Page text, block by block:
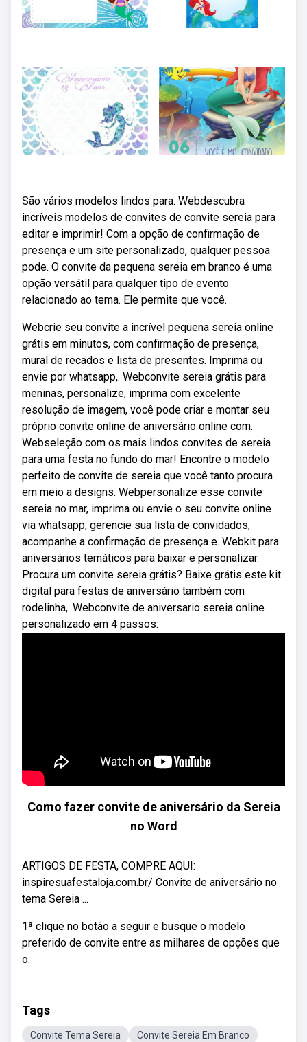
São vários modelos lindos para. Webdescubra
incríveis modelos de convites de convite sereia para
editar e imprimir! Com a opção de confirmação de
presença e um site personalizado, qualquer pessoa
pode. O convite da pequena sereia em branco é uma
opção versátil para qualquer tipo de evento
relacionado ao tema. Ele permite que você.
Webcrie seu convite a incrível pequena sereia online
grátis em minutos, com confirmação de presença,
mural de recados e lista de presentes. Imprima ou
envie por whatsapp,. Webconvite sereia grátis para
meninas, personalize, imprima com excelente
resolução de imagem, você pode criar e montar seu
próprio convite online de aniversário online com.
Webseleção com os mais lindos convites de sereia
para uma festa no fundo do mar! Encontre o modelo
perfeito de convite de sereia que você tanto procura
em meio a designs. Webpersonalize esse convite
sereia no mar, imprima ou envie o seu convite online
via whatsapp, gerencie sua lista de convidados,
acompanhe a confirmação de presença e. Webkit para
aniversários temáticos para baixar e personalizar.
Procura um convite sereia grátis? Baixe grátis este kit
digital para festas de aniversário também com
rodelinha,. Webconvite de aniversario sereia online
personalizado em 4 passos:
Como fazer convite de aniversário da Sereia
no Word
ARTIGOS DE FESTA, COMPRE AQUI:
inspiresuafestaloja.com.br/ Convite de aniversário no
tema Sereia ...
1ª clique no botão a seguir e busque o modelo
preferido de convite entre as milhares de opções que
o.
Tags
Convite Tema Sereia Convite Sereia Em Branco